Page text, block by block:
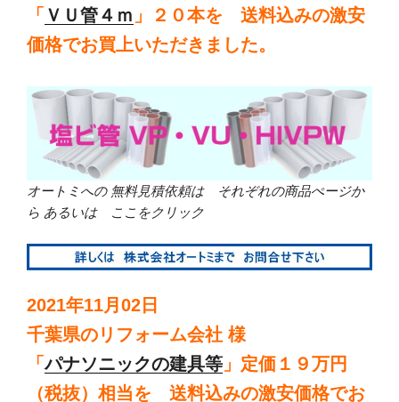
「 ＶＵ管４ｍ 」２０本を 送料込みの激安
価格でお買上いただきました。
オートミへの 無料見積依頼は それぞれの商品ぺージか
ら あるいは ここをクリック
2021年11月02日
千葉県のリフォーム会社 様
「パナソニックの建具等 」定価１９万円
（税抜）相当を 送料込みの激安価格でお